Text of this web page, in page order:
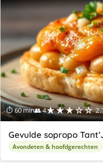
⏱ 60 min👥 4★★★☆☆
Gevulde sopropo
Avondeten & hoofdgerechten